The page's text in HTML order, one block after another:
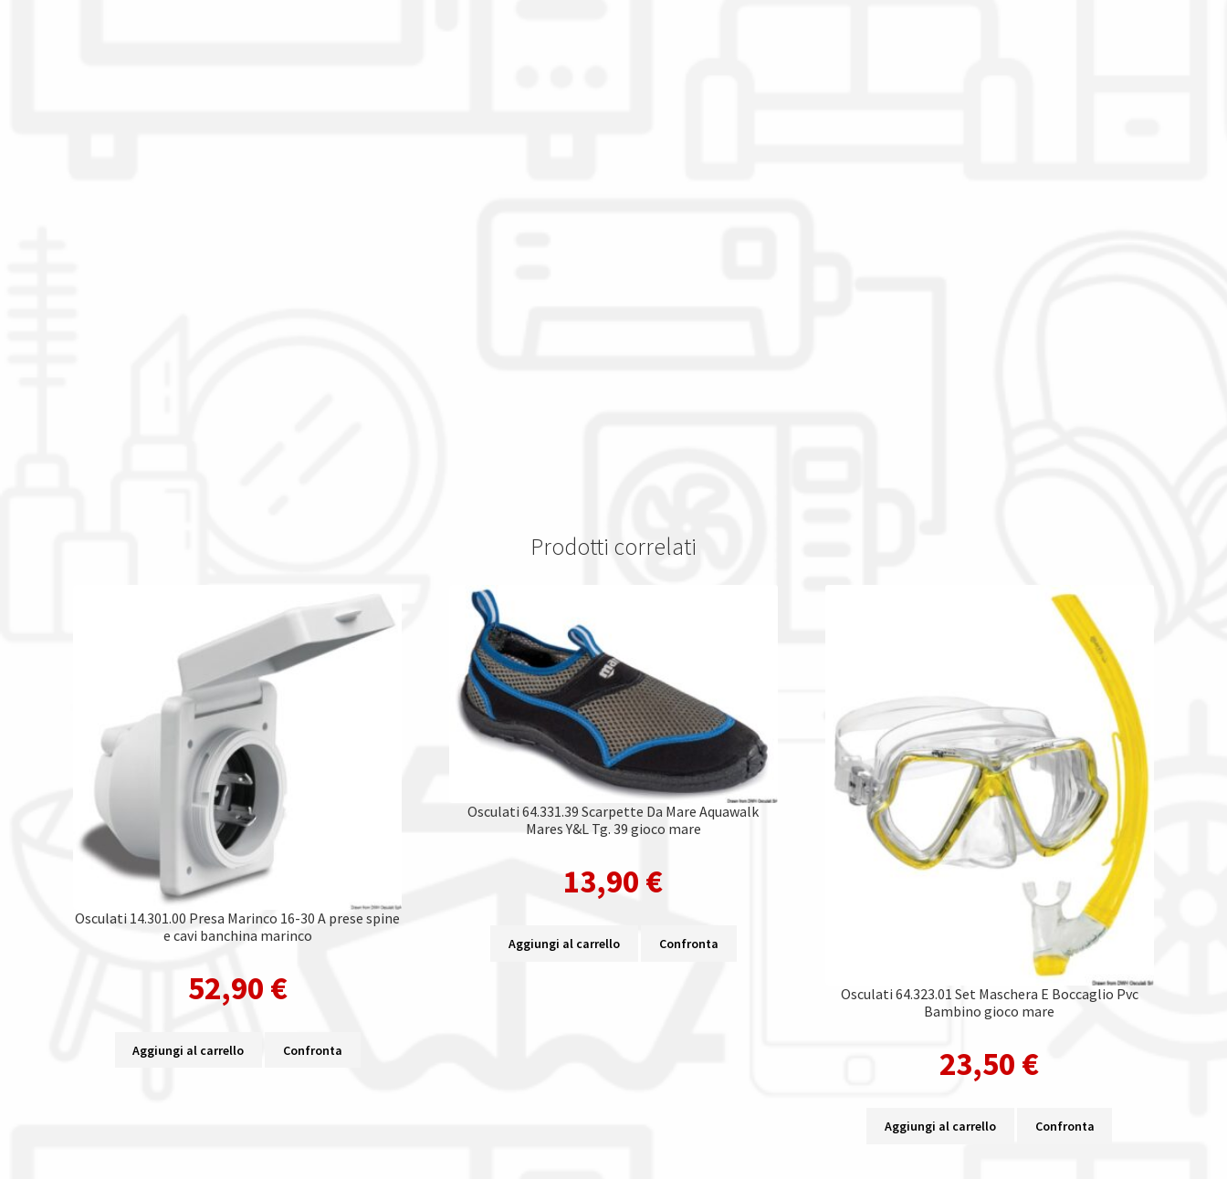
Prodotti correlati
Osculati 14.301.00 Presa Marinco 16-30 A prese spine
e cavi banchina marinco
52,90 €
Aggiungi al carrello Confronta
Osculati 64.331.39 Scarpette Da Mare Aquawalk
Mares Y&L Tg. 39 gioco mare
13,90 €
Aggiungi al carrello Confronta
Osculati 64.323.01 Set Maschera E Boccaglio Pvc
Bambino gioco mare
23,50 €
Aggiungi al carrello Confronta